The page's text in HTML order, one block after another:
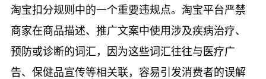
淘宝扣分规则中的一个重要违规点。淘宝平台严禁
商家在商品描述、推广文案中使用涉及疾病治疗、
预防或诊断的词汇，因为这些词汇往往与医疗广
告、保健品宣传等相关联，容易引发消费者的误解